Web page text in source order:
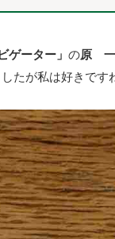
ゲーター」 の原 一
たが私は好きです